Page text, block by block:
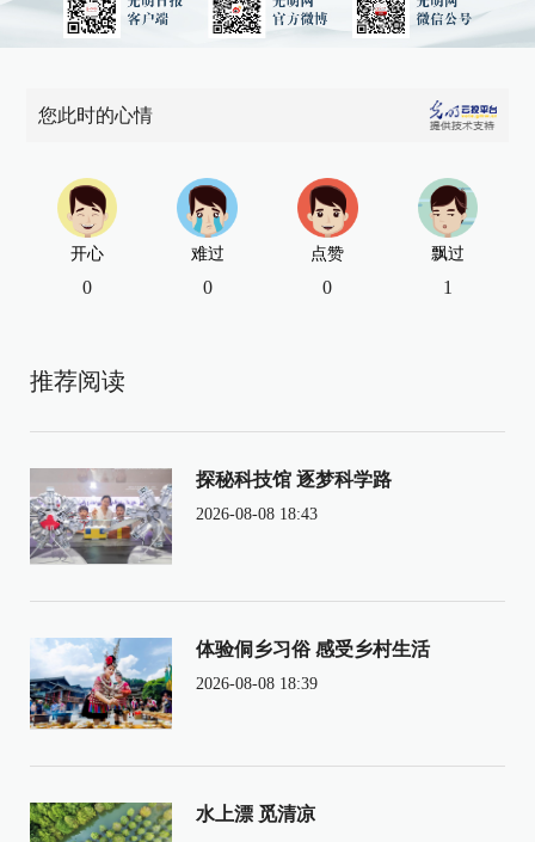
您此时的心情
开心
0
难过
0
点赞
0
飘过
1
推荐阅读
探秘科技馆 逐梦科学路
2026-08-08 18:43
体验侗乡习俗 感受乡村生活
2026-08-08 18:39
水上漂 觅清凉